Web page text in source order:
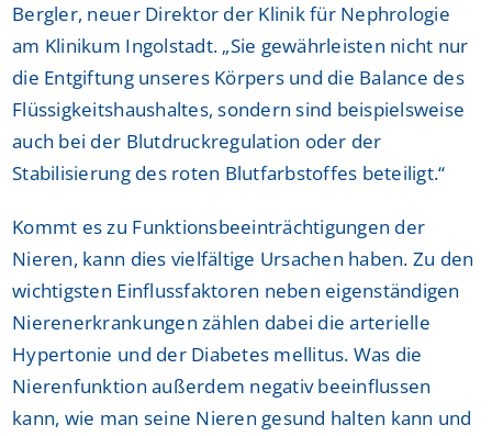
Bergler, neuer Direktor der Klinik für Nephrologie
am Klinikum Ingolstadt. „Sie gewährleisten nicht nur
die Entgiftung unseres Körpers und die Balance des
Flüssigkeitshaushaltes, sondern sind beispielsweise
auch bei der Blutdruckregulation oder der
Stabilisierung des roten Blutfarbstoffes beteiligt.“
Kommt es zu Funktionsbeeinträchtigungen der
Nieren, kann dies vielfältige Ursachen haben. Zu den
wichtigsten Einflussfaktoren neben eigenständigen
Nierenerkrankungen zählen dabei die arterielle
Hypertonie und der Diabetes mellitus. Was die
Nierenfunktion außerdem negativ beeinflussen
kann, wie man seine Nieren gesund halten kann und